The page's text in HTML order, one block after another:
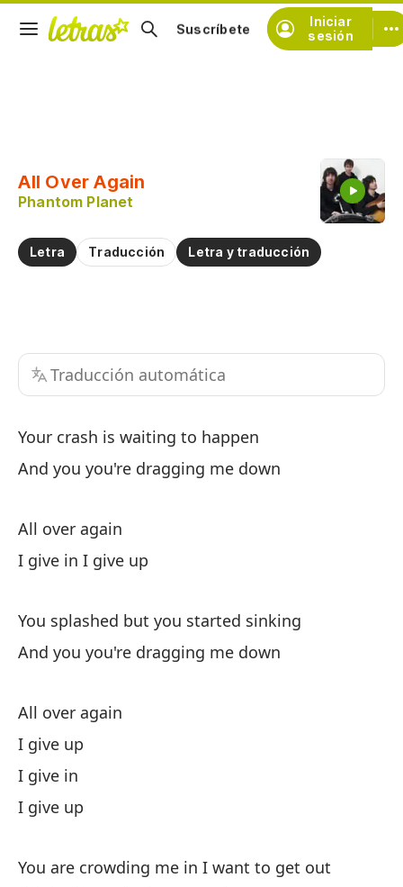
Iniciar
sesión
Suscríbete
All Over Again
Phantom Planet
Letra Traducción Letra y traducción
Traducción automática
Your crash is waiting to happen
And you you're dragging me down
All over again
I give in I give up
You splashed but you started sinking
And you you're dragging me down
All over again
I give up
I give in
I give up
You are crowding me in I want to get out
Practicar la pronunciación de